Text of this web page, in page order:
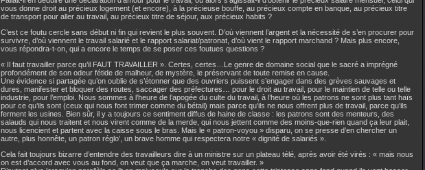
vous donne droit au précieux logement (et encore), à la précieuse bouffe, au précieux compte en banque, au précieux titre
de transport pour aller au travail, au précieux titre de séjour, aux précieux habits ?
C’est ce foutu cercle sans début ni fin qui revient le plus souvent. D’où viennent l’argent et la nécessité de s’en procurer pour
survivre, d’où viennent le travail salarié et le rapport salariat/patronat, d’où vient le rapport marchand ? Mais plus encore,
vous répondra-t-on, qui a encore le temps de se poser ces foutues questions ?
« Il faut travailler parce qu’il FAUT TRAVAILLER ». Certes, certes…Le genre de domaine social que le sacré a imprégné
profondément de son odeur fétide de malheur, de mystère, le préservant de toute remise en cause.
Une évidence si partagée qu’on oublie de s’étonner que des ouvriers puissent s’engager dans des grèves sauvages et
dures, manifester et bloquer des routes, saccager des préfectures… pour le droit au travail, pour le maintien de telle ou telle
industrie, pour l’emploi. Nous sommes à l’heure de l’apogée du culte du travail, à l’heure où les patrons ne sont plus tant haïs
pour ce qu’ils sont (ceux qui nous font trimer comme du bétail) mais parce qu’ils ne nous offrent plus de travail, parce qu’ils
ferment les usines. Bien sûr, il y a toujours ce sentiment diffus de haine de classe : les patrons sont des menteurs, des
salauds qui nous traitent et nous virent comme de la merde, qui nous jettent comme des moins-que-rien quand ça leur plait,
nous licencient et partent avec la caisse sous le bras. Mais le « patron-voyou » disparu, on se presse d’en chercher un
autre, plus honnête, un patron réglo’, un brave homme qui respectera notre « dignité de salariés ».
Cela fait toujours bizarre d’entendre des travailleurs dire à un ministre sur un plateau télé, après avoir été virés : « mais nous
on est d’accord avec vous au fond, on veut que ça marche, on veut travailler. »